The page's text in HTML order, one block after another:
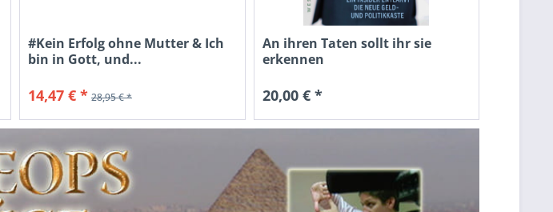
An ihren Taten sollt ihr sie
erkennen
20,00 € *
#Kein Erfolg ohne Mutter & Ich
bin in Gott, und...
14,47 € * 28,95 € *